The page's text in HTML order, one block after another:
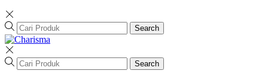
Search
Search